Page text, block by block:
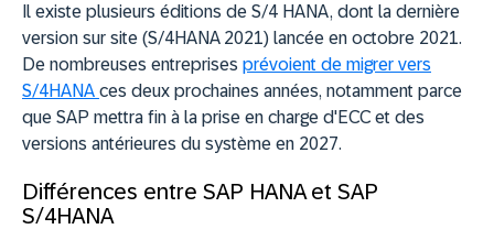
Il existe plusieurs éditions de S/4 HANA, dont la dernière
version sur site (S/4HANA 2021) lancée en octobre 2021.
De nombreuses entreprises prévoient de migrer vers
S/4HANA ces deux prochaines années, notamment parce
que SAP mettra fin à la prise en charge d'ECC et des
versions antérieures du système en 2027.
Différences entre SAP HANA et SAP
S/4HANA